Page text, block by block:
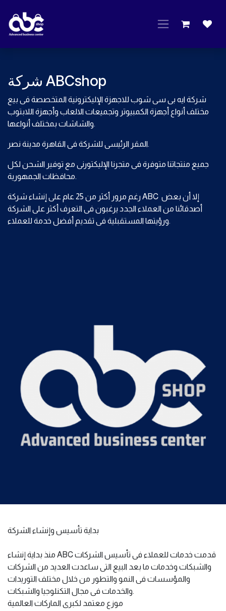
شركة ABCshop
شركة ايه بى سى شوب للاجهزة الإليكترونية المتخصصة فى بيع
مختلف أنواع أجهزة الكمبيوتر وتجميعات الالعاب وأجهزة اللابتوب
والشاشات بمختلف أنواعها.
المقر الرئيسى للشركة فى القاهرة مدينة نصر.
جميع منتجاتنا متوفرة فى متجرنا الإليكتورنى مع توفير الشحن لكل
محافظات الجمهورية.
رغم مرور أكثر من 25 عام على إنشاء شركة ABC إلا أن بعض
أصدقائنا من العملاء الجدد يرغبون فى التعرف أكثر على الشركة
ورؤيتها المستقبلية فى تقديم أفضل خدمة للعملاء.
بداية تأسيس وإنشاء الشركة
منذ بداية إنشاء ABC قدمت خدمات للعملاء فى تأسيس الشركات
والشبكات وخدمات ما بعد البيع التى ساعدت العديد من الشركات
والمؤسسات فى النمو والتطور من خلال مختلف التوريدات
والخدمات فى مجال التكنلوجيا والشبكات.
موزع معتمد لكبرى الماركات العالمية